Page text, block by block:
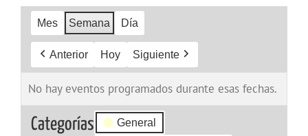
Mes Semana Día
Anterior Hoy Siguiente
No hay eventos programados durante esas fechas.
Categorías
General